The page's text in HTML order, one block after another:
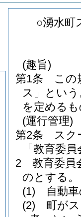
○湧水町
(趣旨)
第1条
この
ス」とい
を定める
(運行管理)
第2条
スク
「教育委
2
教育委員
のとする。
(1)
自動
(2)
町が